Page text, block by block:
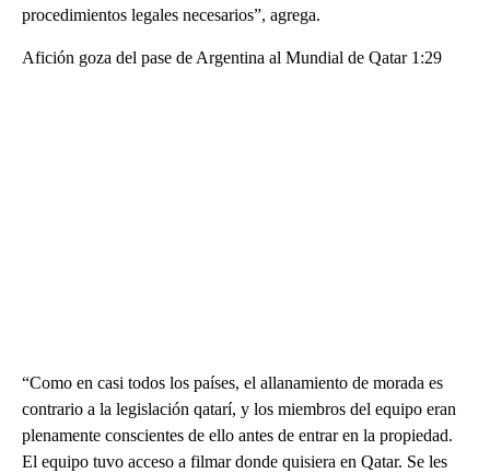
procedimientos legales necesarios”, agrega.
Afición goza del pase de Argentina al Mundial de Qatar 1:29
“Como en casi todos los países, el allanamiento de morada es
contrario a la legislación qatarí, y los miembros del equipo eran
plenamente conscientes de ello antes de entrar en la propiedad.
El equipo tuvo acceso a filmar donde quisiera en Qatar. Se les